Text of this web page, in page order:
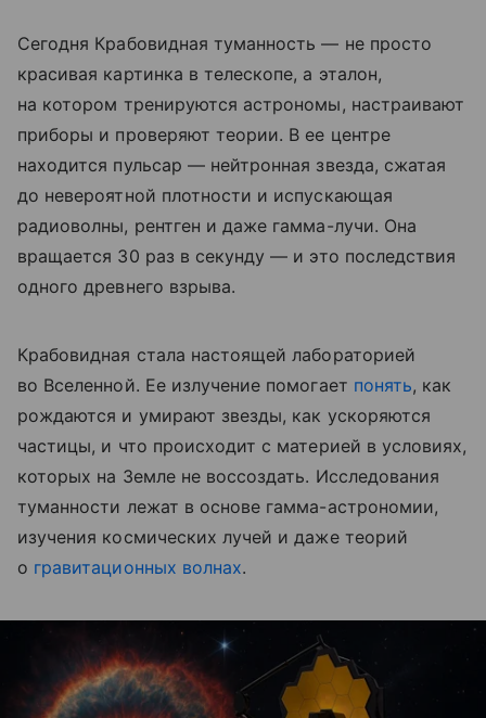
Сегодня Крабовидная туманность — не просто
красивая картинка в телескопе, а эталон,
на котором тренируются астрономы, настраивают
приборы и проверяют теории. В ее центре
находится пульсар — нейтронная звезда, сжатая
до невероятной плотности и испускающая
радиоволны, рентген и даже гамма-лучи. Она
вращается 30 раз в секунду — и это последствия
одного древнего взрыва.
Крабовидная стала настоящей лабораторией
во Вселенной. Ее излучение помогает понять, как
рождаются и умирают звезды, как ускоряются
частицы, и что происходит с материей в условиях,
которых на Земле не воссоздать. Исследования
туманности лежат в основе гамма-астрономии,
изучения космических лучей и даже теорий
о гравитационных волнах.